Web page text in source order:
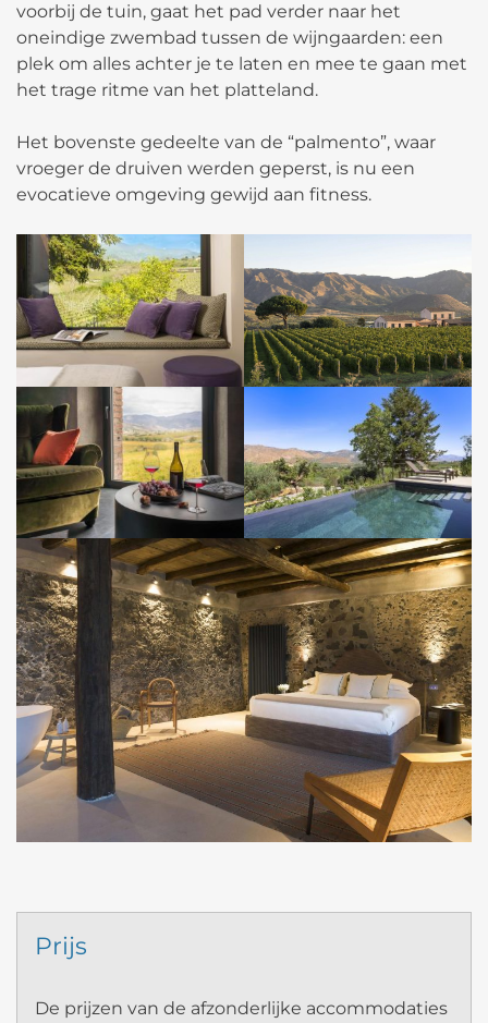
voorbij de tuin, gaat het pad verder naar het
oneindige zwembad tussen de wijngaarden: een
plek om alles achter je te laten en mee te gaan met
het trage ritme van het platteland.
Het bovenste gedeelte van de “palmento”, waar
vroeger de druiven werden geperst, is nu een
evocatieve omgeving gewijd aan fitness.
Prijs
De prijzen van de afzonderlijke accommodaties